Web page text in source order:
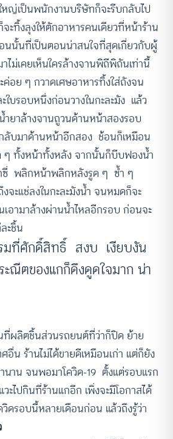
หญ่เป็นพนักงานบริษัทก็จะรีบกลับไป
ทิ้งลุงให้ตักอาหารคนเดียวที่หน้าร้าน
นนั้นที่เป็นตอนน่าสนใจที่สุดเกี่ยวกับผู้
ม่เคยเห็นใครล้างจานพิถีพิถันเท่านี้
อย ๆ กวาดเศษอาหารทิ้งใส่ถังจน
ใบรอบหนึ่งก่อนวางในกะละมัง แล้ว
ำยาล้างจานถูวนด้านหน้าสองรอบ
ลับมาด้านหน้าอีกสอง ช้อนก็เหมือน
ทั้งหน้าทั้งหลัง จากนั้นก็บีบฟองน้ำ
ซี่ พลิกหน้าพลิกหลังรูด ๆ ซ้ำ ๆ
ะแช่ลงในกะละมังน้ำ จนหมดก็จะ
อามาล้างผ่านน้ำไหลอีกรอบ ก่อนจะ
ะชิ้น
มที่ศักดิ์สิทธิ์ สงบ เงียบงัน
ะณีตของแกก็ดึงดูดใจมาก น่า
ผลิตชิ้นส่วนรถยนต์ที่ว่าก็ปิด ย้าย
อื่น ร้านไม่ได้ขายดีเหมือนเก่า แต่ก็ยัง
นาน จนพอมาโควิด-19 ตั้งแต่รอบแรก
ะไปกินที่ร้านแกอีก เพิ่งจะมีโอกาสได้
ดรอบนี้หลายเดือนก่อน แล้วถึงรู้ว่า